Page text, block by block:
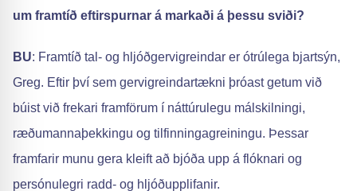
um framtíð eftirspurnar á markaði á þessu sviði?
BU: Framtíð tal- og hljóðgervigreindar er ótrúlega bjartsýn,
Greg. Eftir því sem gervigreindartækni þróast getum við
búist við frekari framförum í náttúrulegu málskilningi,
ræðumannaþekkingu og tilfinningagreiningu. Þessar
framfarir munu gera kleift að bjóða upp á flóknari og
persónulegri radd- og hljóðupplifanir.